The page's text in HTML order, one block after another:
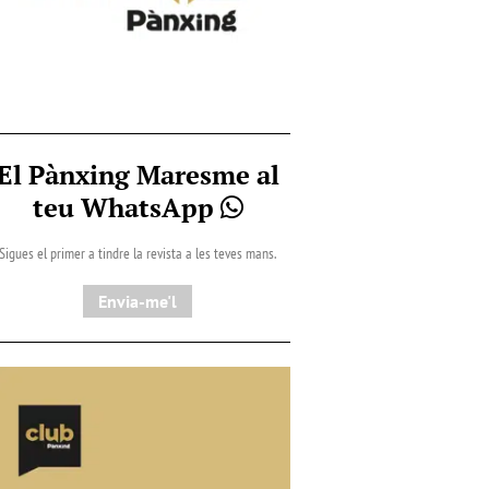
Pànxing Maresme al
teu WhatsApp
Sigues el primer a tindre la revista a les teves mans.
Envia-me'l